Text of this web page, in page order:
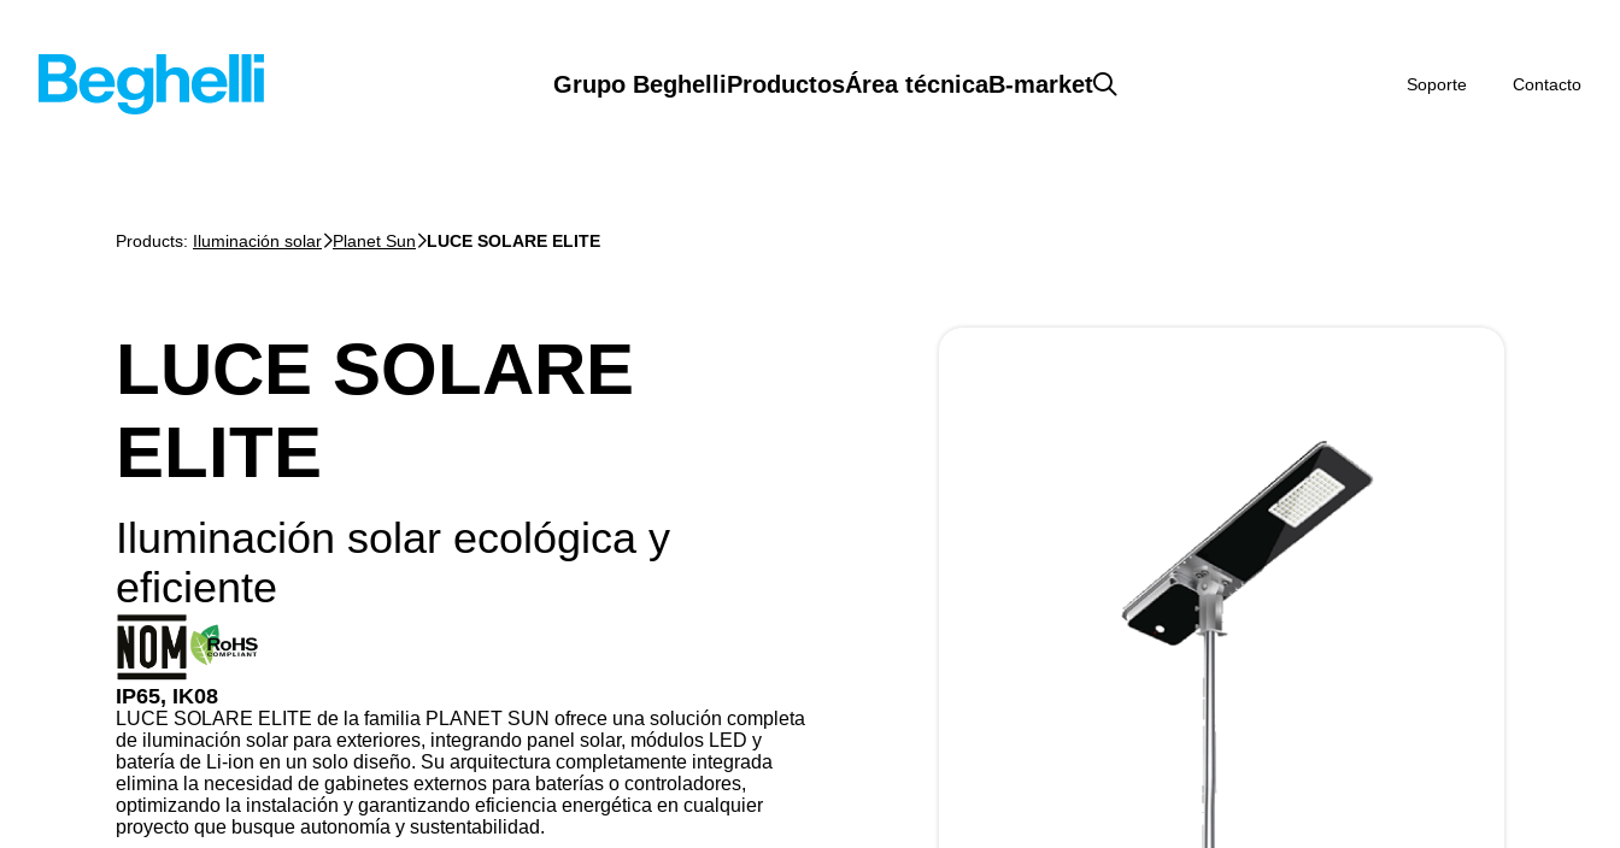
Grupo BeghelliProductosÁrea técnicaB-market Soporte Contacto
Products: Iluminación solar Planet Sun LUCE SOLARE ELITE
LUCE SOLARE
ELITE
Iluminación solar ecológica y
eficiente
IP65, IK08
LUCE SOLARE ELITE de la familia PLANET SUN ofrece una solución completa
de iluminación solar para exteriores, integrando panel solar, módulos LED y
batería de Li-ion en un solo diseño. Su arquitectura completamente integrada
elimina la necesidad de gabinetes externos para baterías o controladores,
optimizando la instalación y garantizando eficiencia energética en cualquier
proyecto que busque autonomía y sustentabilidad.